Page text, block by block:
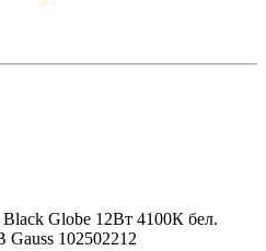
Globe 12Вт 4100К бел.
Gauss 102502212